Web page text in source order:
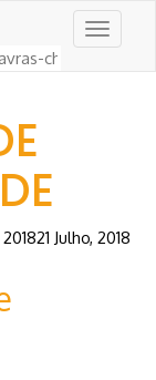
Toggle
201821 Julho, 2018